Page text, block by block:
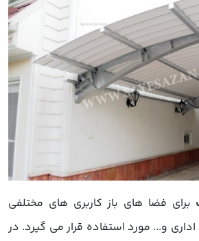
برای فضا های باز کاربری های مختلفی
و... مورد استفاده قرار می گیرد. در